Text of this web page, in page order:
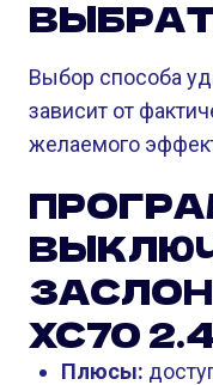
Выбор способа
зависит от
желаемого
XC70
Плюсы: